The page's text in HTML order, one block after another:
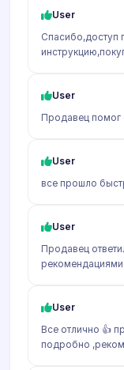
User
Спасибо,доступ
User
Продавец помог
User
все прошло
User
Продавец
User
Все отлично 👍
подробно